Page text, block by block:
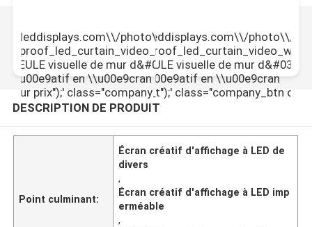
leddisplays.com\\/photo\\/pd140351144-
visuelle de mur d&#039;affichage \\u00e0 LED de
en \\u00e9cran
prix");' class="company_btn greenb intercept">
\\/img.fullcolor-leddisplays.com\\/photo\\/
par votre GUEULE visuelle de mur
imperm\\u00e9able cr\\u00e9atif en \\u00e9cran
class="company_btn
DESCRIPTION DE PRODUIT
Point culminant:
Écran créatif d'affichage à LED de
divers
,
Écran créatif d'affichage à LED imp
erméable
,